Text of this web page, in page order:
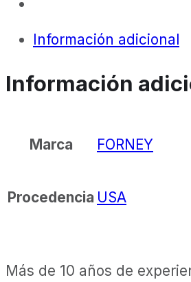
Información adicional
Información
Marca FORNEY
Procedencia USA
Más de 10 años de